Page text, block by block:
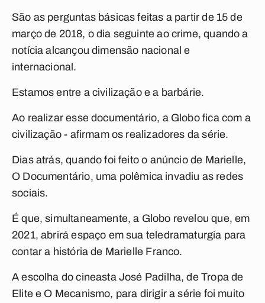
São as perguntas básicas feitas a partir de 15 de
março de 2018, o dia seguinte ao crime, quando a
notícia alcançou dimensão nacional e
internacional.
Estamos entre a civilização e a barbárie.
Ao realizar esse documentário, a Globo fica com a
civilização - afirmam os realizadores da série.
Dias atrás, quando foi feito o anúncio de Marielle,
O Documentário, uma polêmica invadiu as redes
sociais.
É que, simultaneamente, a Globo revelou que, em
2021, abrirá espaço em sua teledramaturgia para
contar a história de Marielle Franco.
A escolha do cineasta José Padilha, deTropa de
Elite e O Mecanismo, para dirigir a série foi muito